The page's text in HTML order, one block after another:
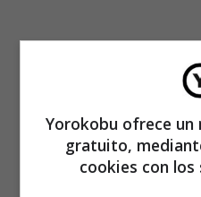
Yorokobu ofrece un
gratuito,
cookies con